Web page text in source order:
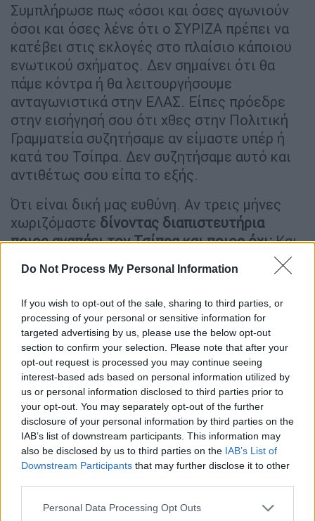
Do Not Process My Personal Information
If you wish to opt-out of the sale, sharing to third parties, or
processing of your personal or sensitive information for
targeted advertising by us, please use the below opt-out
section to confirm your selection. Please note that after your
opt-out request is processed you may continue seeing
interest-based ads based on personal information utilized by
us or personal information disclosed to third parties prior to
your opt-out. You may separately opt-out of the further
disclosure of your personal information by third parties on the
IAB’s list of downstream participants. This information may
also be disclosed by us to third parties on the IAB’s List of
Downstream Participants that may further disclose it to other
Please note that this website/app uses one or more Google
Personal Data Processing Opt Outs
Συμπλήρωσε πως «όσοι και όσες αγωνιούν
όσοι και όσες λένε ότι ο ΣΥΡΙΖΑ πρέπει να
κατέβει στις εκλογές στο πλαίσιο κάποιου
ενωτικού σχήματος. Δεν σημαίνει ότι θα
πάμε κόντρα ή θα λειτουργήσουμε
ανταγωνιστικά στην ΕΛΑΣ. Είπες πρόεδρε
στην εισήγησή σου ότι χθες στην Πολιτική
Γραμματεία συζητήσαμε αν είμαστε υπέρ ή
κατά του Τσίπρα. Δεν συζητήσαμε αυτό και
αντιθέτως σου είπα το εξής.
Ότι είναι δική μας ευθύνη. Αν τρεις μήνες
χωριζόμαστε δίνοντας διαπιστευτήρια
ποιος αγαπάει τον Τσίπρα και ποιος όχι;Και
σας το λέω εγώ αυτό. Σύντροφε πρόεδρε,
επειδή αυτή τη στιγμή ούτε μεταξύ μας
έχουμε εμπιστοσύνη για το αν αυτή η
προγραμματική συμμαχία τη θέλουμε όλοι
και όλες, αντί να μιλάμε με όρους
διαπιστευτηρίων προς το πρόσωπο του
Αλέξη, αντί υποβολιμαία κάποιος να μας
έχετε κάνει αποσυνάγωγος. Αντί να μιλάμε
με όρους που δεν πρέπει σε κανένα
κοινοβουλευτικό κόμμα, όχι στην Αριστερά
ότι πού πάει ο πολύς κόσμος, πάμε και
εμείς».
«Προσβλητική η αυτοδιάλυση του
ΣΥΡΙΖΑ»